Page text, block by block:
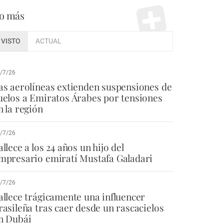
más
VISTO ACTUAL
7/26
aerolíneas extienden suspensiones de
a Emiratos Árabes por tensiones
la región
7/26
a los 24 años un hijo del
emiratí Mustafa Galadari
7/26
trágicamente una influencer
tras caer desde un rascacielos
Dubái